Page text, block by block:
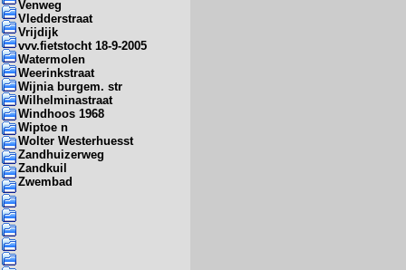
Venweg
Vledderstraat
Vrijdijk
vvv.fietstocht 18-9-2005
Watermolen
Weerinkstraat
Wijnia burgem. str
Wilhelminastraat
Windhoos 1968
Wiptoe n
Wolter Westerhuesst
Zandhuizerweg
Zandkuil
Zwembad